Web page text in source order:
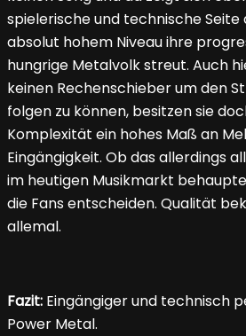
spielerische und technische Seite
absolut hohem Niveau ihre
hungrige Metalvolk streut. Auch
keinen Rechenschieber um den
folgen zu können, besitzen sie
Komplexität ein hohes Maß an
Eingängigkeit. Ob das allerdings
im heutigen Musikmarkt
die Fans entscheiden. Qualität
allemal.
Fazit: Eingängiger und technisch
Power Metal.